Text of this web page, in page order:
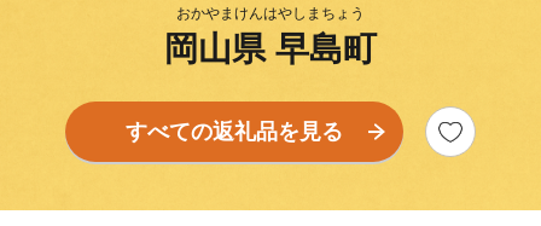
おかやまけんはやしまちょう
岡山県 早島町
すべての返礼品を見る